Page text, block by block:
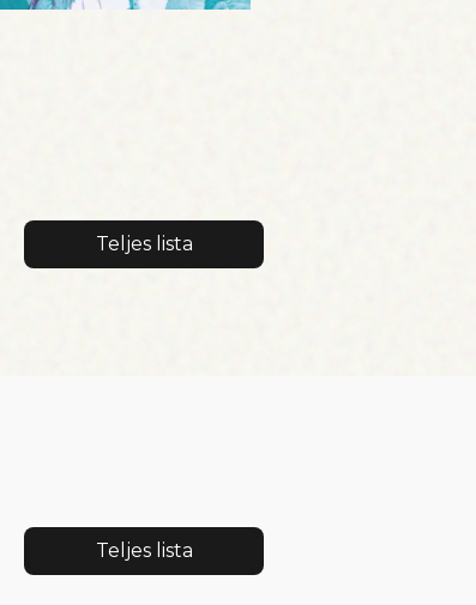
Teljes lista
Teljes lista